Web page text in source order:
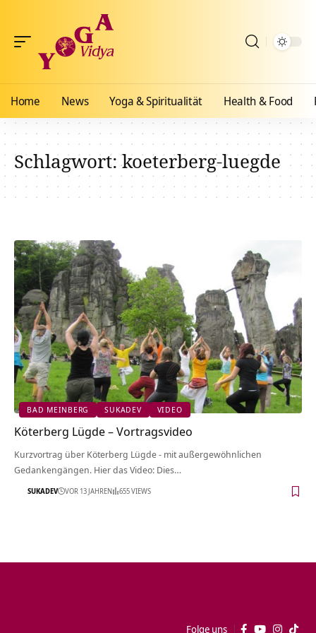
Home News Yoga & Spiritualität Health & Food
Schlagwort:koeterberg-luegde
BAD MEINBERG SUKADEV VIDEO
Köterberg Lügde‏‎ – Vortragsvideo
Kurzvortrag über Köterberg Lügde‏‎ - mit außergewöhnlichen
Gedankengängen. Hier das Video: Dies…
SUKADEV VOR 13 JAHREN 655 VIEWS
Folge uns